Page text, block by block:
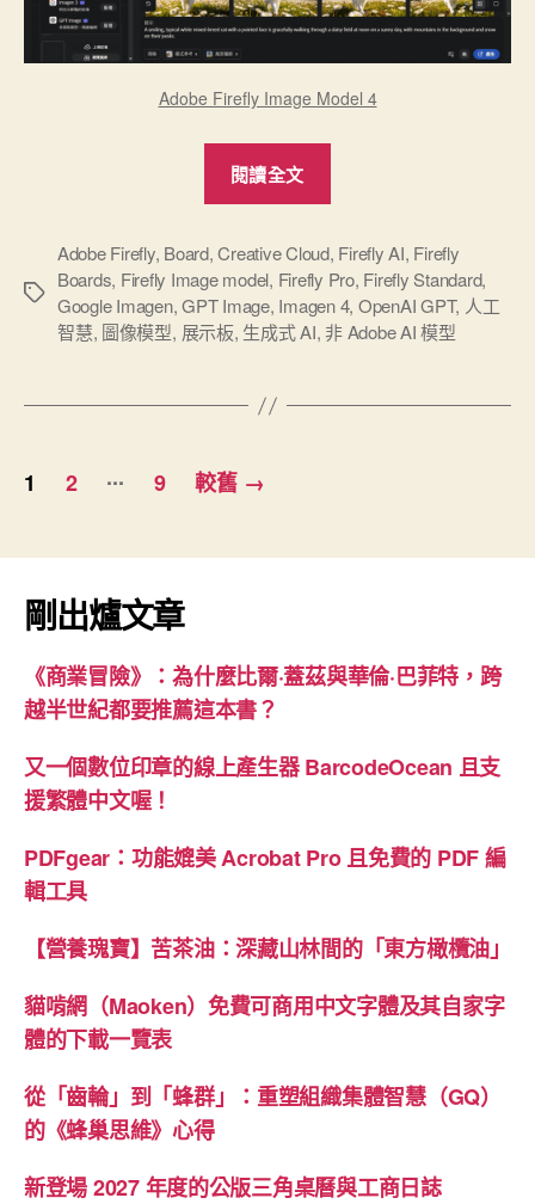
足！”
Adobe Firefly Image Model 4
閱讀全文
Adobe
Firefly
圖
像
成
式
升
標
Adobe Firefly, Board,Creative Cloud, Firefly AI, Firefly
Boards, Firefly Image model, Firefly Pro, Firefly Standard,
Google Imagen,GPT Image, Imagen 4, OpenAI GPT, 人工
智慧, 圖像模型, 展示板, 生成式 AI, 非 Adob​​e AI 模型
文
分
頁
1 2 ... 9 較舊 →
剛出爐文章
《商業冒險》：為什麼比爾·蓋茲與華倫·巴菲特，跨
越半世紀都要推薦這本書？
又一個數位印章的線上產生器 BarcodeOcean 且支
援繁體中文喔！
PDFgear：功能媲美 Acrobat Pro 且免費的 PDF 編
輯工具
【營養瑰寶】苦茶油：深藏山林間的「東方橄欖油」
貓啃網（Maoken）免費可商用中文字體及其自家字
體的下載一覽表
從「齒輪」到「蜂群」：重塑組織集體智慧（GQ）
的《蜂巢思維》心得
新登場 2027 年度的公版三角桌曆與工商日誌